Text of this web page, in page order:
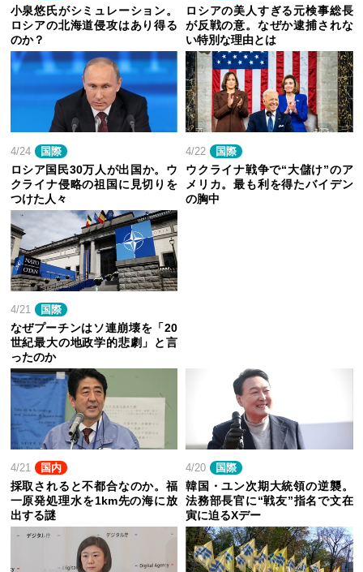
小泉悠氏がシミュレーション。
ロシアの北海道侵攻はあり得る
のか？
ロシアの美人すぎる元検事総長
が反戦の意。なぜか逮捕されな
い特別な理由とは
4/24 国際
ロシア国民30万人が出国か。ウ
クライナ侵略の祖国に見切りを
つけた人々
4/22 国際
ウクライナ戦争で“大儲け”のア
メリカ。最も利を得たバイデン
の胸中
4/21 国際
なぜプーチンはソ連崩壊を「20
世紀最大の地政学的悲劇」と言
ったのか
4/21 国内
採取されると不都合なのか。福
一原発処理水を1km先の海に放
出する謎
4/20 国際
韓国・ユン次期大統領の逆襲。
法務部長官に“戦友”指名で文在
寅に迫るXデー